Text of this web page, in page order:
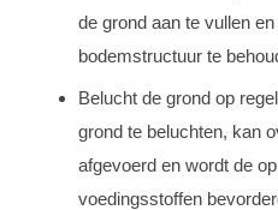
de grond aan te vullen
bodemstructuur te
Belucht de grond op
grond te beluchten, kan
afgevoerd en wordt de
voedingsstoffen